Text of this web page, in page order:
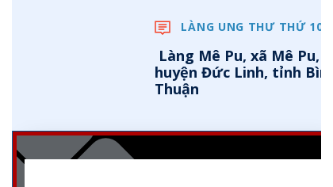
LÀNG UNG THƯ THỨ 10
Làng Mê Pu, xã Mê Pu,
huyện Đức Linh, tỉnh Bình
Thuận